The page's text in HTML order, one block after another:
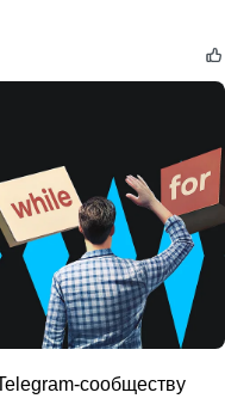
сообществу